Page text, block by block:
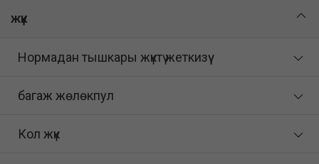
жүк
Нормадан тышкары жүктү жеткизүү
багаж жөлөкпул
Кол жүк